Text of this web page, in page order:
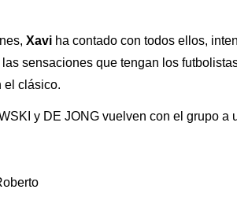
Xavi ha contado con todos ellos,
sensaciones que tengan los
el clásico.
y DE JONG vuelven con el grupo a